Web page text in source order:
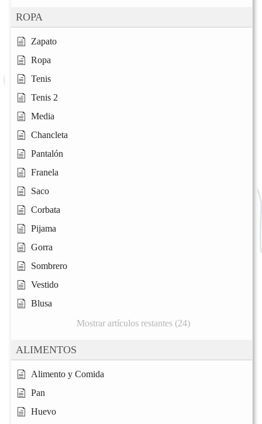
ROPA
Zapato
Ropa
Tenis
Tenis 2
Media
Chancleta
Pantalón
Franela
Saco
Corbata
Pijama
Gorra
Sombrero
Vestido
Blusa
Mostrar artículos restantes (24)
ALIMENTOS
Alimento y Comida
Pan
Huevo